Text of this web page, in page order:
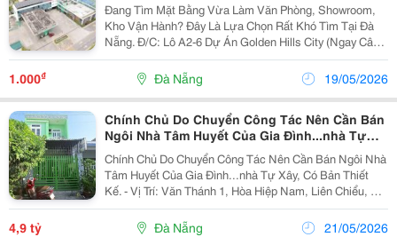
Đang Tìm Mặt Bằng Vừa Làm Văn Phòng, Showroom,
Kho Vận Hành? Đây Là Lựa Chọn Rất Khó Tìm Tại Đà
Nẵng. Đ/C: Lô A2-6 Dự Án Golden Hills City (Ngay Cây
Xăng Gia Nguyễn Tâm), Golden Hills City, Phường Hòa
Hiệp Nam, Quận Liên Chiểu, Đà Nẵng(Phường Hải...
1.000₫ Đà Nẵng 19/05/2026
Chính Chủ Do Chuyển Công Tác Nên Cần Bán
Ngôi Nhà Tâm Huyết Của Gia Đình...nhà Tự
Xây, Có Bản Thiết Kế.
Chính Chủ Do Chuyển Công Tác Nên Cần Bán Ngôi Nhà
Tâm Huyết Của Gia Đình...nhà Tự Xây, Có Bản Thiết
Kế. - Vị Trí: Văn Thánh 1, Hòa Hiệp Nam, Liên Chiểu, Đà
Nẵng - Diện Tích: 90M2, Hướng Đông Nam - Ngang 5,
Dài 18, Nở Hậu - Nhà Thoáng Mát, Vượng...
4,9 tỷ Đà Nẵng 21/05/2026